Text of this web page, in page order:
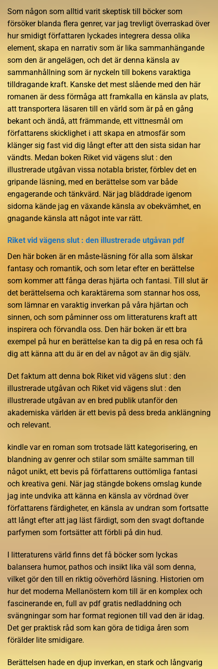
Som någon som alltid varit skeptisk till böcker som
försöker blanda flera genrer, var jag trevligt överraskad över
hur smidigt författaren lyckades integrera dessa olika
element, skapa en narrativ som är lika sammanhängande
som den är angelägen, och det är denna känsla av
sammanhållning som är nyckeln till bokens varaktiga
tilldragande kraft. Kanske det mest slående med den här
romanen är dess förmåga att framkalla en känsla av plats,
att transportera läsaren till en värld som är på en gång
bekant och ändå, att främmande, ett vittnesmål om
författarens skicklighet i att skapa en atmosfär som
klänger sig fast vid dig långt efter att den sista sidan har
vändts. Medan boken Riket vid vägens slut : den
illustrerade utgåvan vissa notabla brister, förblev det en
gripande läsning, med en berättelse som var både
engagerande och tänkvärd. När jag bläddrade igenom
sidorna kände jag en växande känsla av obekvämhet, en
gnagande känsla att något inte var rätt.
Riket vid vägens slut : den illustrerade utgåvan pdf
Den här boken är en måste-läsning för alla som älskar
fantasy och romantik, och som letar efter en berättelse
som kommer att fånga deras hjärta och fantasi. Till slut är
det berättelserna och karaktärerna som stannar hos oss,
som lämnar en varaktig inverkan på våra hjärtan och
sinnen, och som påminner oss om litteraturens kraft att
inspirera och förvandla oss. Den här boken är ett bra
exempel på hur en berättelse kan ta dig på en resa och få
dig att känna att du är en del av något av än dig själv.
Det faktum att denna bok Riket vid vägens slut : den
illustrerade utgåvan och Riket vid vägens slut : den
illustrerade utgåvan av en bred publik utanför den
akademiska världen är ett bevis på dess breda anklängning
och relevant.
kindle var en roman som trotsade lätt kategorisering, en
blandning av genrer och stilar som smälte samman till
något unikt, ett bevis på författarens outtömliga fantasi
och kreativa geni. När jag stängde bokens omslag kunde
jag inte undvika att känna en känsla av vördnad över
författarens färdigheter, en känsla av undran som fortsatte
att långt efter att jag läst färdigt, som den svagt doftande
parfymen som fortsätter att förbli på din hud.
I litteraturens värld finns det få böcker som lyckas
balansera humor, pathos och insikt lika väl som denna,
vilket gör den till en riktig oöverhörd läsning. Historien om
hur det moderna Mellanöstern kom till är en komplex och
fascinerande en, full av pdf gratis nedladdning och
svängningar som har format regionen till vad den är idag.
Det ger praktisk råd som kan göra de tidiga åren som
förälder lite smidigare.
Berättelsen hade en djup inverkan, en stark och långvarig